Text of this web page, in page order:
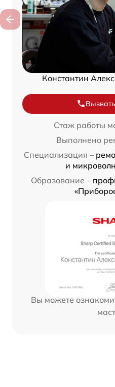
Константин
Стаж работы
Выполнено
Специализация –
и
Образование –
Вы можете